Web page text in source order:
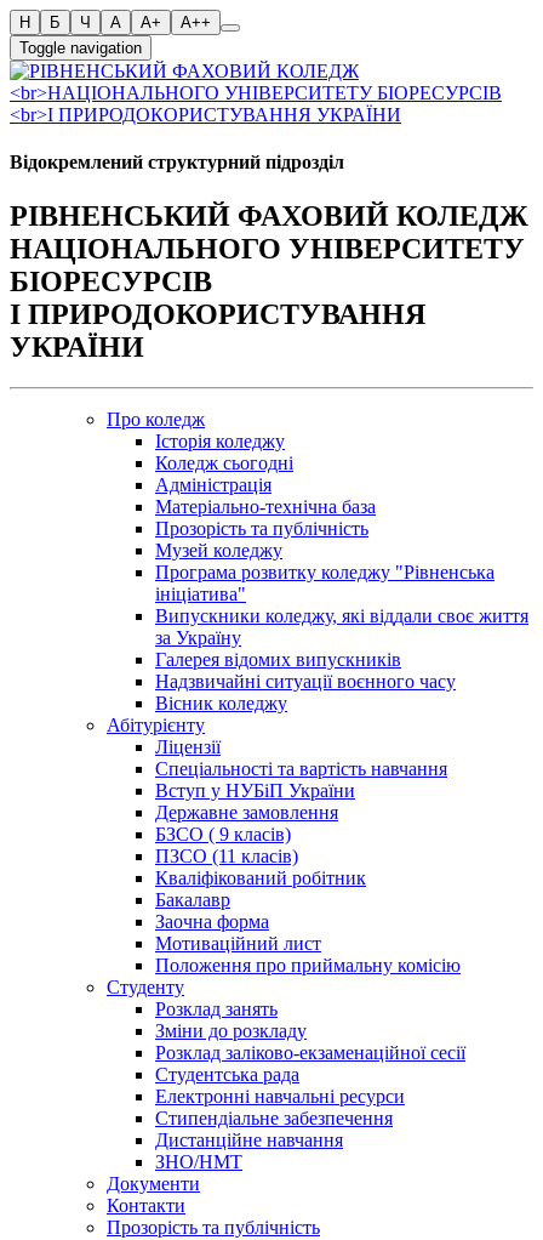
Toggle navigation
Відокремлений структурний підрозділ
РІВНЕНСЬКИЙ ФАХОВИЙ КОЛЕДЖ
НАЦІОНАЛЬНОГО УНІВЕРСИТЕТУ
БІОРЕСУРСІВ
І ПРИРОДОКОРИСТУВАННЯ
УКРАЇНИ
Про коледж
Історія коледжу
Коледж сьогодні
Адміністрація
Матеріально-технічна база
Прозорість та публічність
Музей коледжу
Програма розвитку коледжу "Рівненська
ініціатива"
Випускники коледжу, які віддали своє життя
за Україну
Галерея відомих випускників
Надзвичайні ситуації воєнного часу
Вісник коледжу
Абітурієнту
Ліцензії
Спеціальності та вартість навчання
Вступ у НУБіП України
Державне замовлення
БЗСО ( 9 класів)
ПЗСО (11 класів)
Кваліфікований робітник
Бакалавр
Заочна форма
Мотиваційний лист
Положення про приймальну комісію
Студенту
Розклад занять
Зміни до розкладу
Розклад заліково-екзаменаційної сесії
Студентська рада
Електронні навчальні ресурси
Стипендіальне забезпечення
Дистанційне навчання
ЗНО/НМТ
Документи
Контакти
Прозорість та публічність